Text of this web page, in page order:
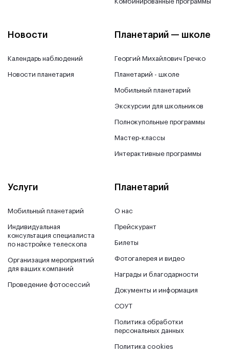
Новости
Календарь наблюдений
Новости планетария
Планетарий — школе
Георгий Михайлович Гречко
Планетарий - школе
Мобильный планетарий
Экскурсии для школьников
Полнокупольные программы
Мастер-классы
Интерактивные программы
Услуги
Мобильный планетарий
Индивидуальная
консультация специалиста
по настройке телескопа
Организация мероприятий
для ваших компаний
Проведение фотосессий
Планетарий
О нас
Прейскурант
Билеты
Фотогалерея и видео
Награды и благодарности
Документы и информация
СОУТ
Политика обработки
персональных данных
Политика cookies